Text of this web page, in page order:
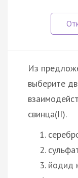
Из
выберите
свинца(II).
йодид